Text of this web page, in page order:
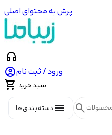
پرش به محتوای اصلی
headphones
ورود / ثبت نام
 سبد خرید
menuدسته‌بندی‌ها search